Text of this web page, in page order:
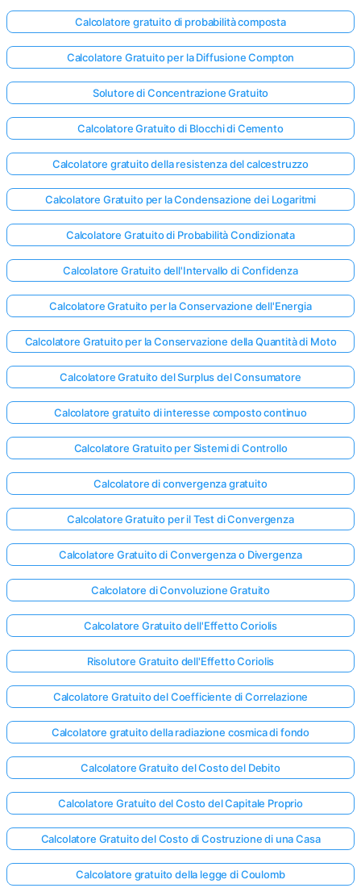
Calcolatore gratuito di probabilità composta
Calcolatore Gratuito per la Diffusione Compton
Solutore di Concentrazione Gratuito
Calcolatore Gratuito di Blocchi di Cemento
Calcolatore gratuito della resistenza del calcestruzzo
Calcolatore Gratuito per la Condensazione dei Logaritmi
Calcolatore Gratuito di Probabilità Condizionata
Calcolatore Gratuito dell'Intervallo di Confidenza
Calcolatore Gratuito per la Conservazione dell'Energia
Calcolatore Gratuito per la Conservazione della Quantità di Moto
Calcolatore Gratuito del Surplus del Consumatore
Calcolatore gratuito di interesse composto continuo
Calcolatore Gratuito per Sistemi di Controllo
Calcolatore di convergenza gratuito
Calcolatore Gratuito per il Test di Convergenza
Calcolatore Gratuito di Convergenza o Divergenza
Calcolatore di Convoluzione Gratuito
Calcolatore Gratuito dell'Effetto Coriolis
Risolutore Gratuito dell'Effetto Coriolis
Calcolatore Gratuito del Coefficiente di Correlazione
Calcolatore gratuito della radiazione cosmica di fondo
Calcolatore Gratuito del Costo del Debito
Calcolatore Gratuito del Costo del Capitale Proprio
Calcolatore Gratuito del Costo di Costruzione di una Casa
Calcolatore gratuito della legge di Coulomb